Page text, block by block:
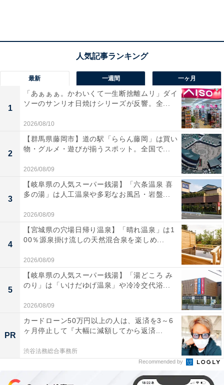
最新 一週間 一ヶ月
1
「あぁぁぁ。かわいくて一生断捨離ムリ」ダイ
ソーのサンリオ日焼けシリーズが反響。全...
2026/08/10
2
【群馬県藤岡市】道の駅「ららん藤岡」は買い
物・グルメ・遊びが揃うスポット。全国で...
2026/08/09
3
【岐阜県の人気スーパー銭湯】「六条温泉 喜
多の湯」は人工温泉や多彩なお風呂・岩盤...
2026/08/09
4
【宮城県の穴場日帰り温泉】「晴れ温泉」は1
00％源泉掛け流しの天然混合泉を楽しめ...
2026/08/09
5
【岐阜県の人気スーパー銭湯】「湯どころ み
のり」は「いけだゆげ温泉」や冷冷交代浴...
2026/08/09
PR
カードローン50万円以上の人は、返済を3～6
ヶ月停止して『大幅に減額してから返済...
渋谷法務総合事務所
Recommended by